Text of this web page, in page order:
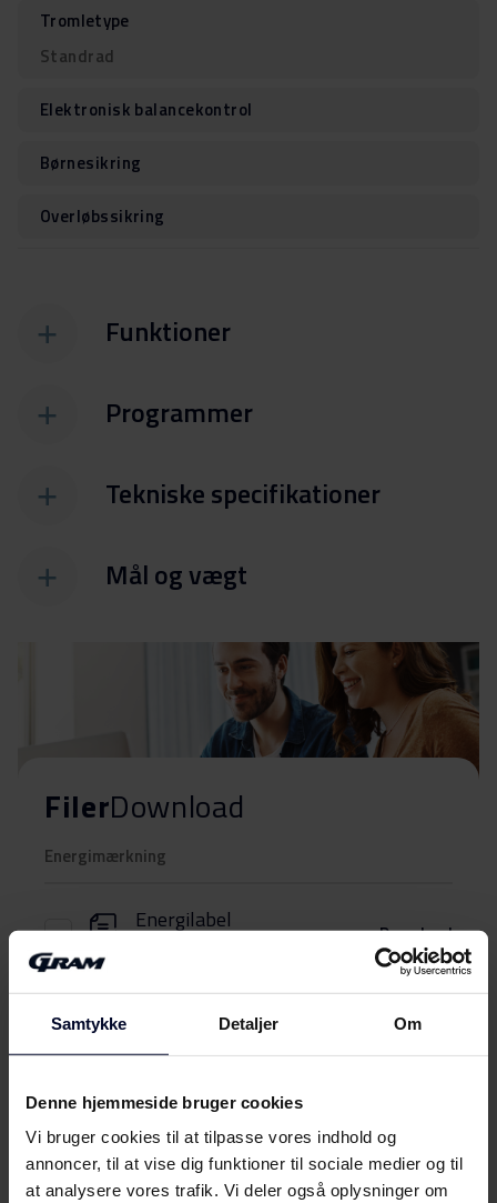
Samtykke Detaljer Om
Denne hjemmeside bruger cookies
Vi bruger cookies til at tilpasse vores indhold og
annoncer, til at vise dig funktioner til sociale medier og til
at analysere vores trafik. Vi deler også oplysninger om
Tromletype
Standrad
Elektronisk balancekontrol
Børnesikring
Overløbssikring
Funktioner
Programmer
Tekniske specifikationer
Mål og vægt
FilerDownload
Energimærkning
Energilabel
Download
Brugervejledning
Sikkerhedsoplysninger og
advarsler (DK)
Sikkerhedsoplysninger og
advarsler (FI)
Download
Vis mere